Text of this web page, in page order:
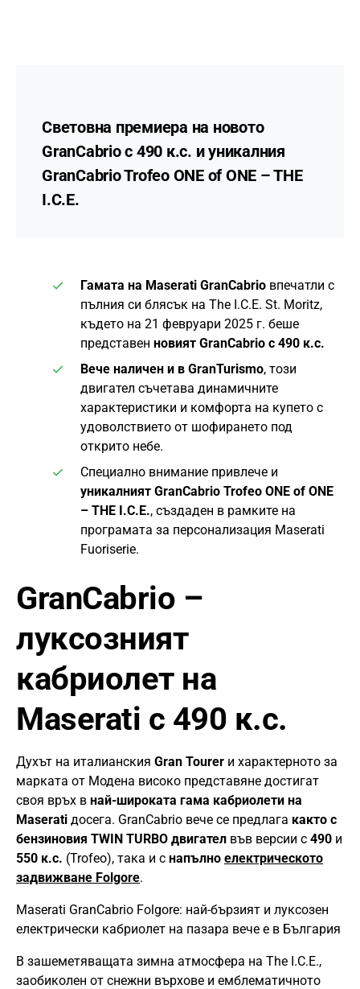
Световна премиера на новото
GranCabrio с 490 к.с. и уникалния
GranCabrio Trofeo ONE of ONE – THE
I.C.E.
Гамата на Maserati GranCabrio впечатли с
пълния си блясък на The I.C.E. St. Moritz,
където на 21 февруари 2025 г. беше
представен новият GranCabrio с 490 к.с.
Вече наличен и в GranTurismo, този
двигател съчетава динамичните
характеристики и комфорта на купето с
удоволствието от шофирането под
открито небе.
Специално внимание привлече и
уникалният GranCabrio Trofeo ONE of ONE
– THE I.C.E., създаден в рамките на
програмата за персонализация Maserati
Fuoriserie.
GranCabrio –
луксозният
кабриолет на
Maserati с 490 к.с.
Духът на италианския Gran Tourer и характерното за
марката от Модена високо представяне достигат
своя връх в най-широката гама кабриолети на
Maserati досега. GranCabrio вече се предлага както с
бензиновия TWIN TURBO двигател във версии с 490 и
550 к.с. (Trofeo), така и с напълно електрическото
задвижване Folgore.
Maserati GranCabrio Folgore: най-бързият и луксозен
електрически кабриолет на пазара вече е в България
В зашеметяващата зимна атмосфера на The I.C.E.,
заобиколен от снежни върхове и емблематичното